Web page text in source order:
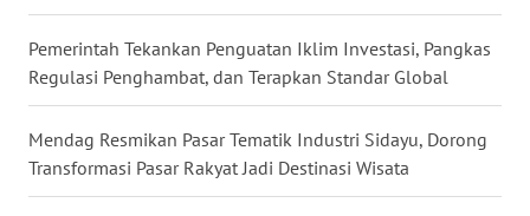
Pemerintah Tekankan Penguatan Iklim Investasi, Pangkas
Regulasi Penghambat, dan Terapkan Standar Global
Mendag Resmikan Pasar Tematik Industri Sidayu, Dorong
Transformasi Pasar Rakyat Jadi Destinasi Wisata
LANGKAT
TAPANULI
SELATAN